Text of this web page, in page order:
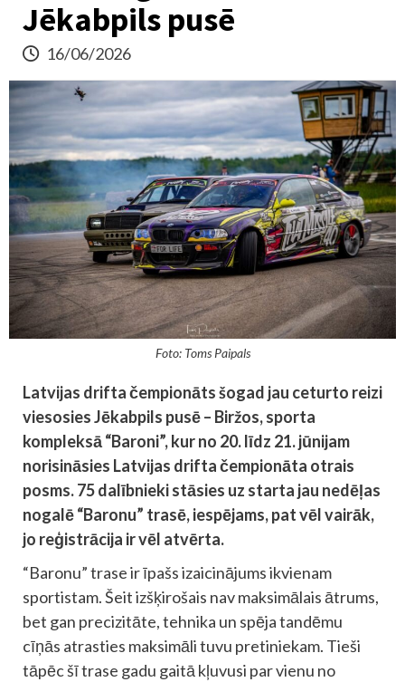
Jēkabpils pusē
16/06/2026
Foto: Toms Paipals
Latvijas drifta čempionāts šogad jau ceturto reizi
viesosies Jēkabpils pusē – Biržos, sporta
kompleksā “Baroni”, kur no 20. līdz 21. jūnijam
norisināsies Latvijas drifta čempionāta otrais
posms. 75 dalībnieki stāsies uz starta jau nedēļas
nogalē “Baronu” trasē, iespējams, pat vēl vairāk,
jo reģistrācija ir vēl atvērta.
“Baronu” trase ir īpašs izaicinājums ikvienam
sportistam. Šeit izšķirošais nav maksimālais ātrums,
bet gan precizitāte, tehnika un spēja tandēmu
cīņās atrasties maksimāli tuvu pretiniekam. Tieši
tāpēc šī trase gadu gaitā kļuvusi par vienu no